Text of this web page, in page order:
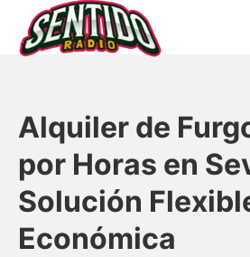
Saltar
contenido
Alquiler de
por Horas en
Solución
Económica